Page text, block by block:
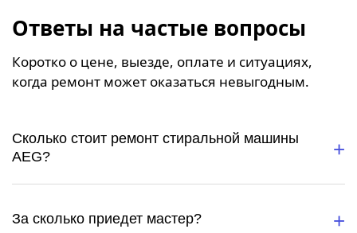
Ответы на частые вопросы
Коротко о цене, выезде, оплате и ситуациях,
когда ремонт может оказаться невыгодным.
Сколько стоит ремонт стиральной машины
AEG?
За сколько приедет мастер?